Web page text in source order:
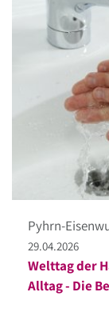
Pyhrn-
29.04.2026
Welttag der
Alltag - Die